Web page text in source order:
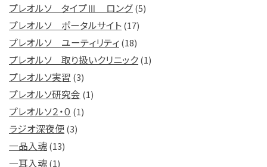
プレオルソ タイプⅢ ロング(5)
プレオルソ ポータルサイト(17)
プレオルソ ユーティリティ(18)
プレオルソ 取り扱いクリニック(1)
プレオルソ実習 (3)
プレオルソ研究会 (1)
プレオルソ２・０ (1)
ラジオ深夜便(3)
一品入魂(13)
一耳入魂(1)